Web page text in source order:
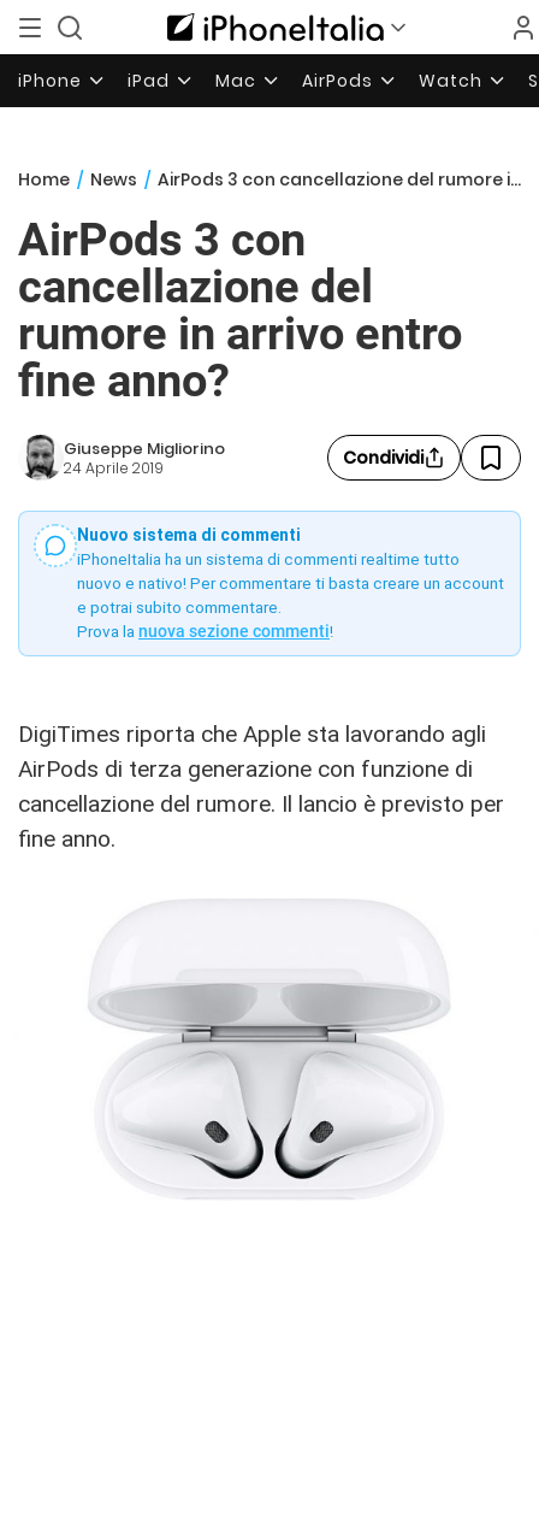
iPhone iPad Mac AirPods Watch
Home / News / AirPods 3 con cancellazione del rumore in arrivo entro fine anno?
AirPods 3 con
cancellazione del
rumore in arrivo entro
fine anno?
Giuseppe Migliorino
24 Aprile 2019 Condividi
Nuovo sistema di commenti
iPhoneItalia ha un sistema di commenti realtime tutto
nuovo e nativo! Per commentare ti basta creare un account
e potrai subito commentare.
Prova la nuova sezione commenti!
DigiTimes riporta che Apple sta lavorando agli
AirPods di terza generazione con funzione di
cancellazione del rumore. Il lancio è previsto per
fine anno.